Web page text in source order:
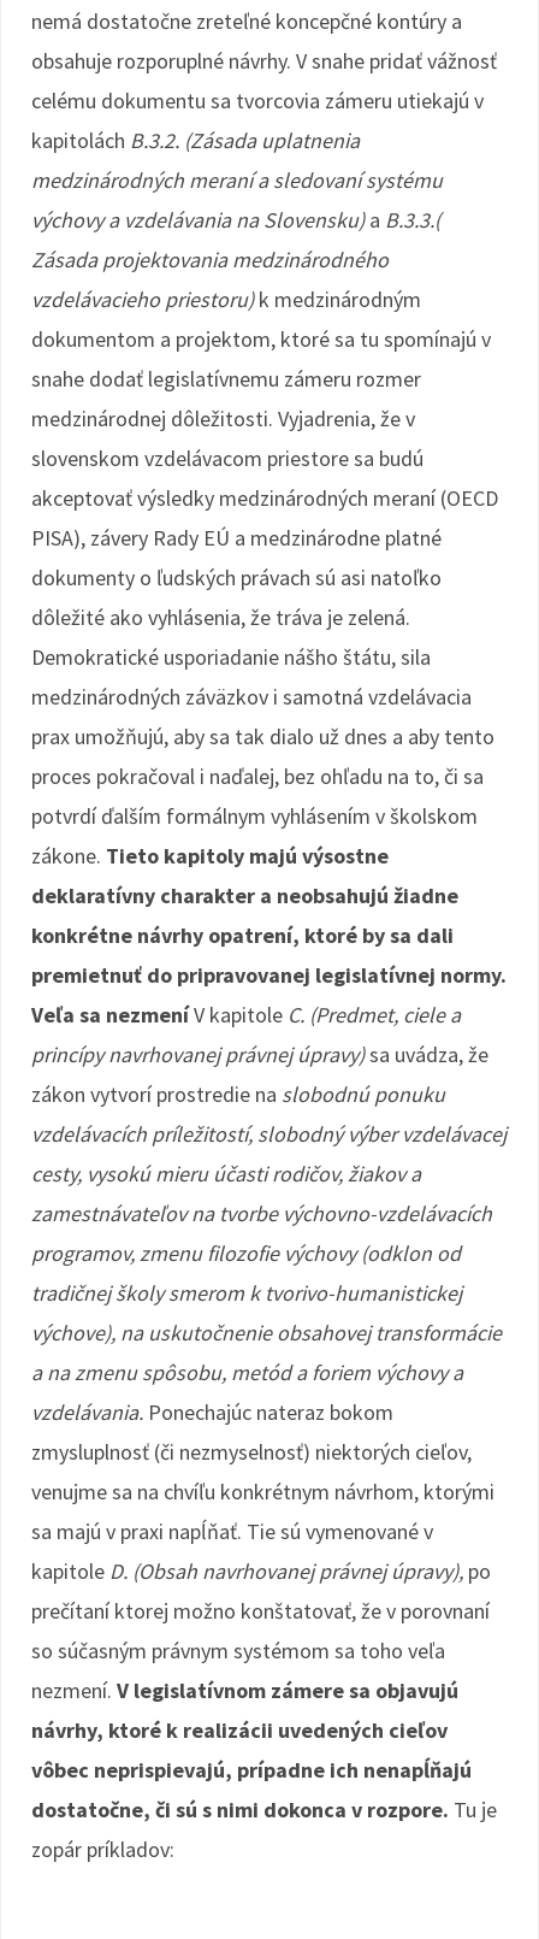
nemá dostatočne zreteľné koncepčné kontúry a
obsahuje rozporuplné návrhy. V snahe pridať vážnosť
celému dokumentu sa tvorcovia zámeru utiekajú v
kapitolách B.3.2. (Zásada uplatnenia
medzinárodných meraní a sledovaní systému
výchovy a vzdelávania na Slovensku)a B.3.3.(
Zásada projektovania medzinárodného
vzdelávacieho priestoru)k medzinárodným
dokumentom a projektom, ktoré sa tu spomínajú v
snahe dodať legislatívnemu zámeru rozmer
medzinárodnej dôležitosti. Vyjadrenia, že v
slovenskom vzdelávacom priestore sa budú
akceptovať výsledky medzinárodných meraní (OECD
PISA), závery Rady EÚ a medzinárodne platné
dokumenty o ľudských právach sú asi natoľko
dôležité ako vyhlásenia, že tráva je zelená.
Demokratické usporiadanie nášho štátu, sila
medzinárodných záväzkov i samotná vzdelávacia
prax umožňujú, aby sa tak dialo už dnes a aby tento
proces pokračoval i naďalej, bez ohľadu na to, či sa
potvrdí ďalším formálnym vyhlásením v školskom
zákone. Tieto kapitoly majú výsostne
deklaratívny charakter a neobsahujú žiadne
konkrétne návrhy opatrení, ktoré by sa dali
premietnuť do pripravovanej legislatívnej normy.
Veľa sa nezmeníV kapitole C. (Predmet, ciele a
princípy navrhovanej právnej úpravy)sa uvádza, že
zákon vytvorí prostredie na slobodnú ponuku
vzdelávacích príležitostí, slobodný výber vzdelávacej
cesty, vysokú mieru účasti rodičov, žiakov a
zamestnávateľov na tvorbe výchovno-vzdelávacích
programov, zmenu filozofie výchovy (odklon od
tradičnej školy smerom k tvorivo-humanistickej
výchove), na uskutočnenie obsahovej transformácie
a na zmenu spôsobu, metód a foriem výchovy a
vzdelávania. Ponechajúc nateraz bokom
zmysluplnosť (či nezmyselnosť) niektorých cieľov,
venujme sa na chvíľu konkrétnym návrhom, ktorými
sa majú v praxi napĺňať. Tie sú vymenované v
kapitole D. (Obsah navrhovanej právnej úpravy), po
prečítaní ktorej možno konštatovať, že v porovnaní
so súčasným právnym systémom sa toho veľa
nezmení. V legislatívnom zámere sa objavujú
návrhy, ktoré k realizácii uvedených cieľov
vôbec neprispievajú, prípadne ich nenapĺňajú
dostatočne, či sú s nimi dokonca v rozpore. Tu je
zopár príkladov: